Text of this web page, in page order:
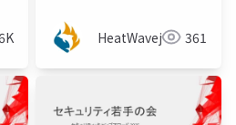
ック インフォメーショ
ンシステムズ)]
HeatWavejp 361